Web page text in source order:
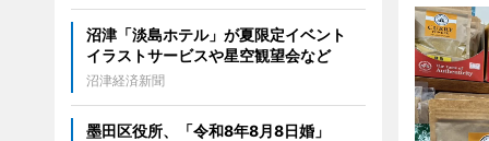
沼津「淡島ホテル」が夏限定イベント
イラストサービスや星空観望会など
沼津経済新聞
墨田区役所、「令和8年8月8日婚」